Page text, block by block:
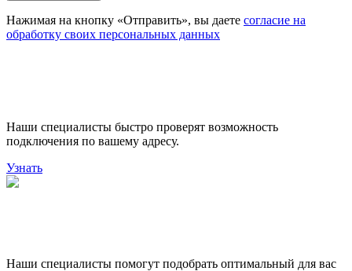
Нажимая на кнопку «Отправить», вы даете согласие на
обработку своих персональных данных
Наши специалисты быстро проверят возможность
подключения по вашему адресу.
Узнать
Наши специалисты помогут подобрать оптимальный для вас